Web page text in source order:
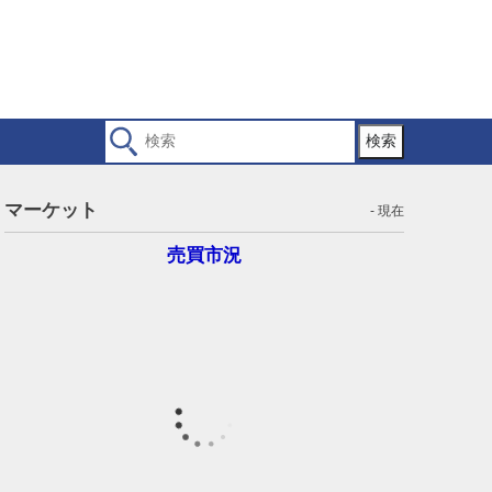
検索
マーケット - 現在
売買市況